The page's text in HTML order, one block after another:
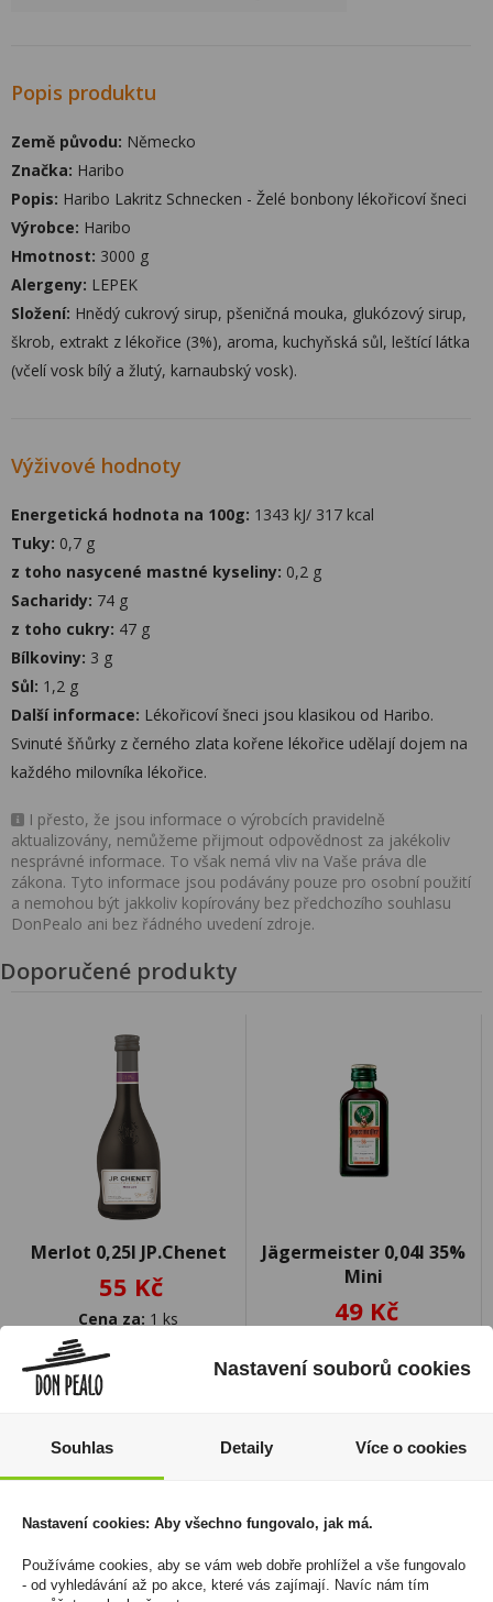
Popis produktu
Země původu: Německo
Značka: Haribo
Popis: Haribo Lakritz Schnecken - Želé bonbony lékořicoví šneci
Výrobce: Haribo
Hmotnost: 3000 g
Alergeny: LEPEK
Složení: Hnědý cukrový sirup, pšeničná mouka, glukózový sirup,
škrob, extrakt z lékořice (3%), aroma, kuchyňská sůl, leštící látka
(včelí vosk bílý a žlutý, karnaubský vosk).
Výživové hodnoty
Energetická hodnota na 100g: 1343 kJ/ 317 kcal
Tuky: 0,7 g
z toho nasycené mastné kyseliny: 0,2 g
Sacharidy: 74 g
z toho cukry: 47 g
Bílkoviny: 3 g
Sůl: 1,2 g
Další informace: Lékořicoví šneci jsou klasikou od Haribo.
Svinuté šňůrky z černého zlata kořene lékořice udělají dojem na
každého milovníka lékořice.
I přesto, že jsou informace o výrobcích pravidelně
aktualizovány, nemůžeme přijmout odpovědnost za jakékoliv
nesprávné informace. To však nemá vliv na Vaše práva dle
zákona. Tyto informace jsou podávány pouze pro osobní použití
a nemohou být jakkoliv kopírovány bez předchozího souhlasu
DonPealo ani bez řádného uvedení zdroje.
Doporučené produkty
Merlot 0,25l JP.Chenet
55 Kč
Cena za: 1 ks
Skladem:
Jägermeister 0,04l 35%
Mini
49 Kč
Skladem:více než 500 ks
Nastavení souborů cookies
Souhlas Detaily Více o cookies
Nastavení cookies: Aby všechno fungovalo, jak má.
Používáme cookies, aby se vám web dobře prohlížel a vše fungovalo
- od vyhledávání až po akce, které vás zajímají. Navíc nám tím